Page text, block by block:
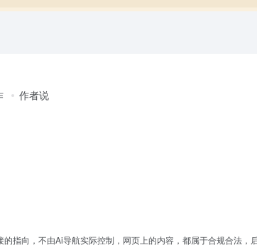
作者说
向，不由Ai导航实际控制，网页上的内容，都属于合规合法，